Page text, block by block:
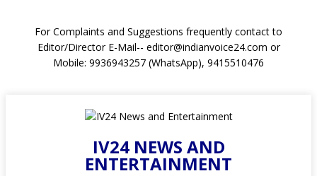
For Complaints and Suggestions frequently contact to
Editor/Director E-Mail-- editor@indianvoice24.com or
Mobile: 9936943257 (WhatsApp), 9415510476
IV24 NEWS AND
ENTERTAINMENT